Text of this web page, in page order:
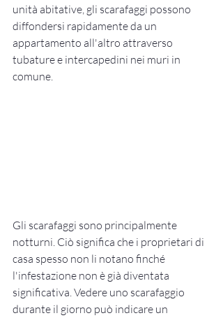
unità abitative, gli scarafaggi possono
diffondersi rapidamente da un
appartamento all'altro attraverso
tubature e intercapedini nei muri in
comune.
Gli scarafaggi sono principalmente
notturni. Ciò significa che i proprietari di
casa spesso non li notano finché
l'infestazione non è già diventata
significativa. Vedere uno scarafaggio
durante il giorno può indicare un